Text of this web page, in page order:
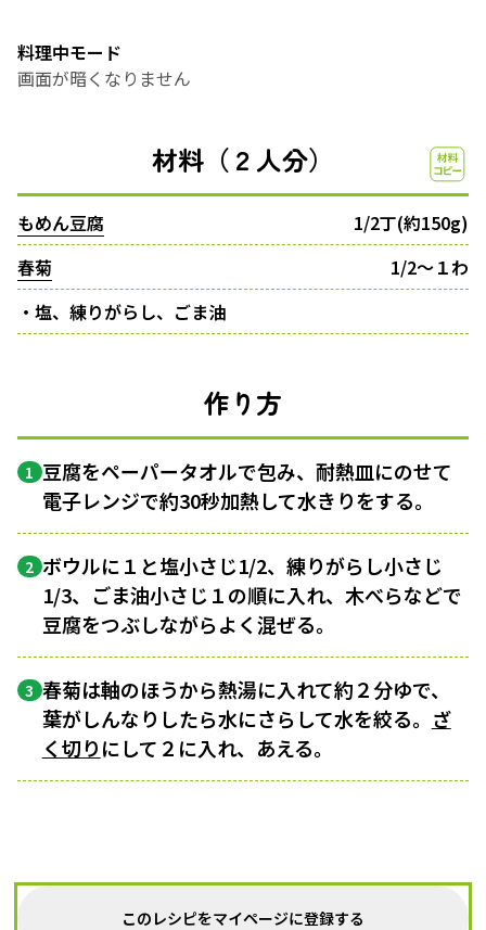
料理中モード
画面が暗くなりません
材料（２人分）
もめん豆腐
1/2丁(約150g)
春菊
1/2〜１わ
・塩、練りがらし、ごま油
作り方
1 豆腐をペーパータオルで包み、耐熱皿にのせて
電子レンジで約30秒加熱して水きりをする。
2 ボウルに１と塩小さじ1/2、練りがらし小さじ
1/3、ごま油小さじ１の順に入れ、木べらなどで
豆腐をつぶしながらよく混ぜる。
3 春菊は軸のほうから熱湯に入れて約２分ゆで、
葉がしんなりしたら水にさらして水を絞る。 ざ
く切りにして２に入れ、あえる。
このレシピをマイページに登録する